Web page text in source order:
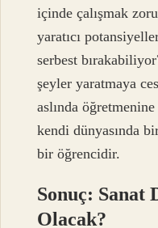
içinde çalışmak
yaratıcı
serbest
şeyler yaratmaya
aslında
kendi dünyasında
bir öğrencidir.
Sonuç: Sanat
Olacak?